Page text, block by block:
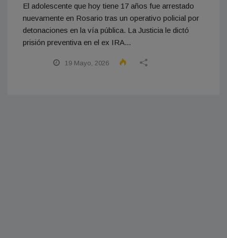
El adolescente que hoy tiene 17 años fue arrestado
nuevamente en Rosario tras un operativo policial por
detonaciones en la vía pública. La Justicia le dictó
prisión preventiva en el ex IRA...
19 Mayo, 2026